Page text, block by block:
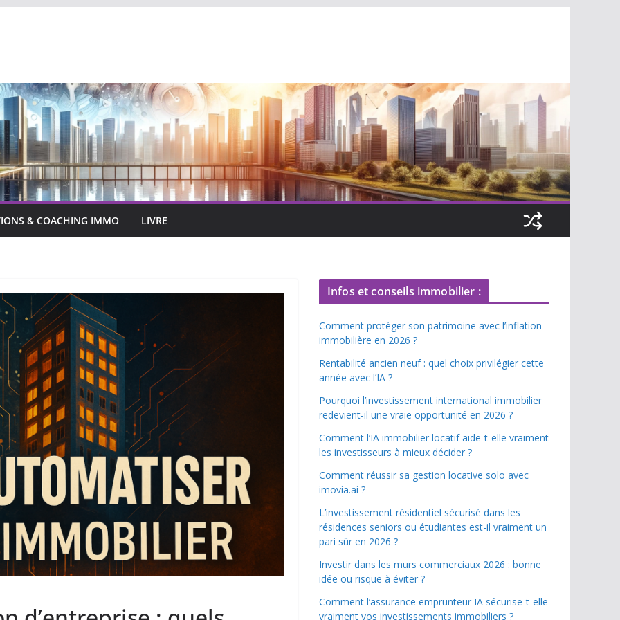
& COACHING IMMO LIVRE
Infos et conseils immobilier :
Comment protéger son patrimoine avec l’inflation
immobilière en 2026 ?
Rentabilité ancien neuf : quel choix privilégier cette
année avec l’IA ?
Pourquoi l’investissement international immobilier
redevient-il une vraie opportunité en 2026 ?
Comment l’IA immobilier locatif aide-t-elle vraiment
les investisseurs à mieux décider ?
Comment réussir sa gestion locative solo avec
imovia.ai ?
L’investissement résidentiel sécurisé dans les
résidences seniors ou étudiantes est-il vraiment un
pari sûr en 2026 ?
Investir dans les murs commerciaux 2026 : bonne
idée ou risque à éviter ?
Comment l’assurance emprunteur IA sécurise-t-elle
vraiment vos investissements immobiliers ?